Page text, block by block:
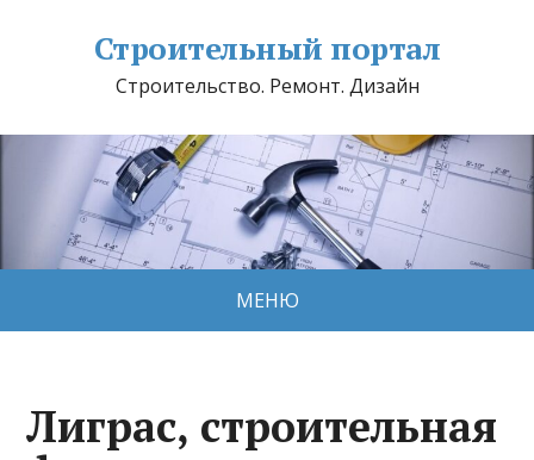
Строительный портал
Строительство. Ремонт. Дизайн
МЕНЮ
Лиграс, строительная